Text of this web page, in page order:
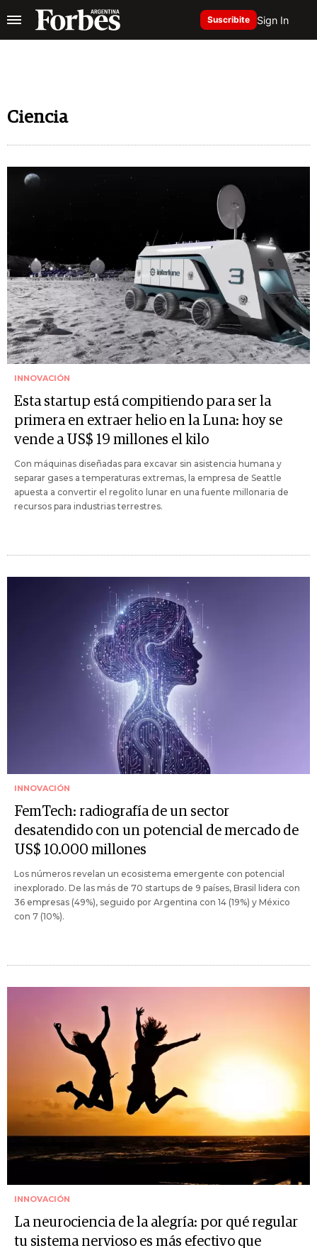
Suscribite Sign In
Ciencia
INNOVACIÓN
Esta startup está compitiendo para ser la
primera en extraer helio en la Luna: hoy se
vende a US$ 19 millones el kilo
Con máquinas diseñadas para excavar sin asistencia humana y
separar gases a temperaturas extremas, la empresa de Seattle
apuesta a convertir el regolito lunar en una fuente millonaria de
recursos para industrias terrestres.
INNOVACIÓN
FemTech: radiografía de un sector
desatendido con un potencial de mercado de
US$ 10.000 millones
Los números revelan un ecosistema emergente con potencial
inexplorado. De las más de 70 startups de 9 países, Brasil lidera con
36 empresas (49%), seguido por Argentina con 14 (19%) y México
con 7 (10%).
INNOVACIÓN
La neurociencia de la alegría: por qué regular
tu sistema nervioso es más efectivo que